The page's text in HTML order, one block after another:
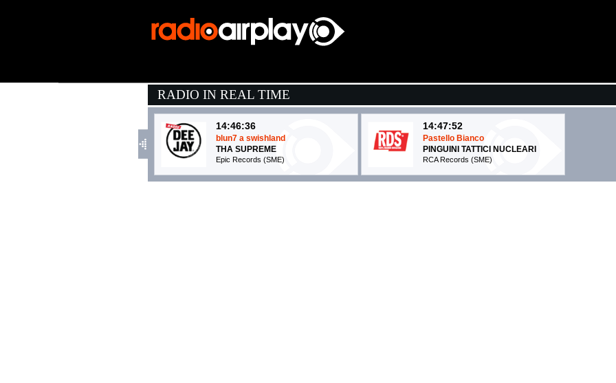
RADIO IN REAL TIME
14:46:36
blun7 a swishland
THA SUPREME
Epic Records (SME)
14:47:52
Pastello Bianco
PINGUINI TATTICI NUCLEARI
RCA Records (SME)